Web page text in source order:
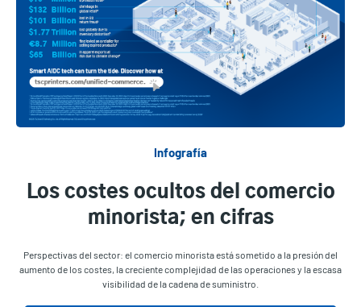
Infografía
Los costes ocultos del comercio
minorista; en cifras
Perspectivas del sector: el comercio minorista está sometido a la presión del
aumento de los costes, la creciente complejidad de las operaciones y la escasa
visibilidad de la cadena de suministro.